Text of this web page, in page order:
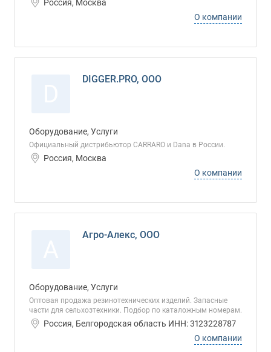
Россия, Москва
О компании
DIGGER.PRO, ООО
Оборудование, Услуги
Официальный дистрибьютор CARRARO и Dana в России.
Россия, Москва
О компании
Агро-Алекс, ООО
Оборудование, Услуги
Оптовая продажа резинотехнических изделий. Запасные
части для сельхозтехники. Подбор по каталожным номерам.
Россия, Белгородская область ИНН: 3123228787
О компании